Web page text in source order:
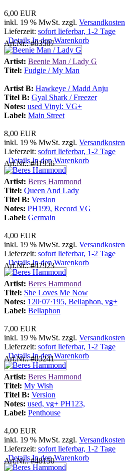
6,00 EUR
inkl. 19 % MwSt. zzgl. Versandkosten
Lieferzeit: sofort lieferbar, 1-2 Tage
DetailsIn den Warenkorb
Art.Nr.: #03507
Artist: Beenie Man / Lady G
Titel: Fudgie / My Man
Artist B: Hawkeye / Madd Anju
Titel B: Gyal Shark / Freezer
Notes: used Vinyl: VG+
Label: Main Street
8,00 EUR
inkl. 19 % MwSt. zzgl. Versandkosten
Lieferzeit: sofort lieferbar, 1-2 Tage
DetailsIn den Warenkorb
Art.Nr.: #41956
Artist: Beres Hammond
Titel: Queen And Lady
Titel B: Version
Notes: PH199, Record VG
Label: Germain
4,00 EUR
inkl. 19 % MwSt. zzgl. Versandkosten
Lieferzeit: sofort lieferbar, 1-2 Tage
DetailsIn den Warenkorb
Art.Nr.: #47923
Artist: Beres Hammond
Titel: She Loves Me Now
Notes: 120·07·195, Bellaphon, vg+
Label: Bellaphon
7,00 EUR
inkl. 19 % MwSt. zzgl. Versandkosten
Lieferzeit: sofort lieferbar, 1-2 Tage
DetailsIn den Warenkorb
Art.Nr.: #05241
Artist: Beres Hammond
Titel: My Wish
Titel B: Version
Notes: used, vg+ PH123,
Label: Penthouse
4,00 EUR
inkl. 19 % MwSt. zzgl. Versandkosten
Lieferzeit: sofort lieferbar, 1-2 Tage
DetailsIn den Warenkorb
Art.Nr.: #48150